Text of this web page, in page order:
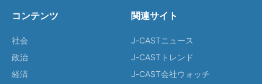
コンテンツ
社会
政治
経済
関連サイト
J-CASTニュース
J-CASTトレンド
J-CAST会社ウォッチ